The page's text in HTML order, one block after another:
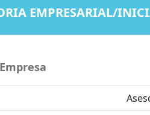
EMPRESARIAL/
Empresa